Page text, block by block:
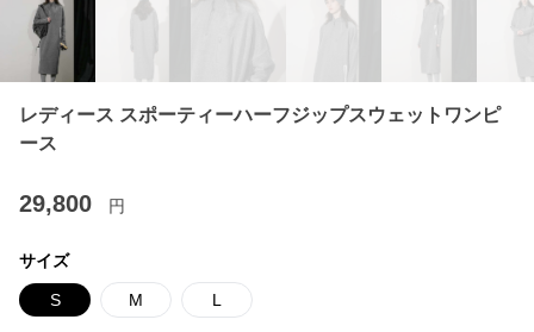
レディース スポーティーハーフジップスウェットワンピ
ース
29,800 円
サイズ
S M L